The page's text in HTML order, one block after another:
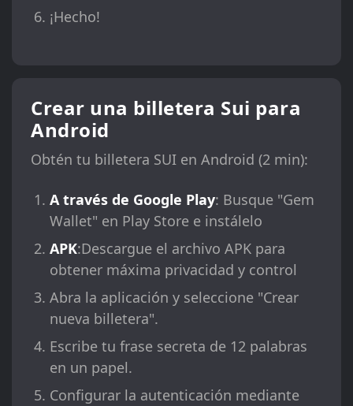
¡Hecho!
Crear una billetera Sui para
Android
Obtén tu billetera SUI en Android (2 min):
A través de Google Play: Busque "Gem
Wallet" en Play Store e instálelo
APK:Descargue el archivo APK para
obtener máxima privacidad y control
Abra la aplicación y seleccione "Crear
nueva billetera".
Escribe tu frase secreta de 12 palabras
en un papel.
Configurar la autenticación mediante